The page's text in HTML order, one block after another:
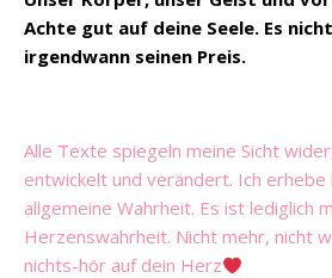
Achte gut auf deine Seele. Es
irgendwann seinen Preis.
Alle Texte spiegeln meine Sicht
entwickelt und verändert. Ich erhebe
allgemeine Wahrheit. Es ist lediglich
Herzenswahrheit. Nicht mehr, nicht
nichts-hör auf dein Herz